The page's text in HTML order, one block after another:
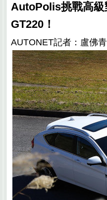
AutoPolis挑戰高級
GT220！
AUTONET記者：盧佛